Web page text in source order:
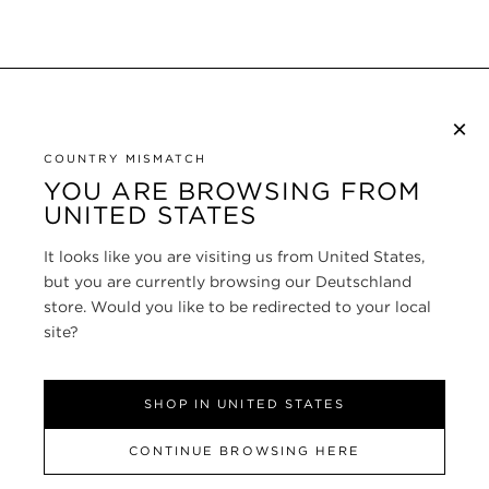
×
COUNTRY MISMATCH
YOU ARE BROWSING FROM
UNITED STATES
It looks like you are visiting us from United States,
but you are currently browsing our Deutschland
store. Would you like to be redirected to your local
site?
SHOP IN UNITED STATES
CONTINUE BROWSING HERE
KUNDENSERVICE
ÜBER
FOLLOW US
DATENSCHUTZRICHTLINIE
|
ALLGEMEINE GESCHÄFTSBEDINGUNGEN
© TOM FORD ALL RIGHTS